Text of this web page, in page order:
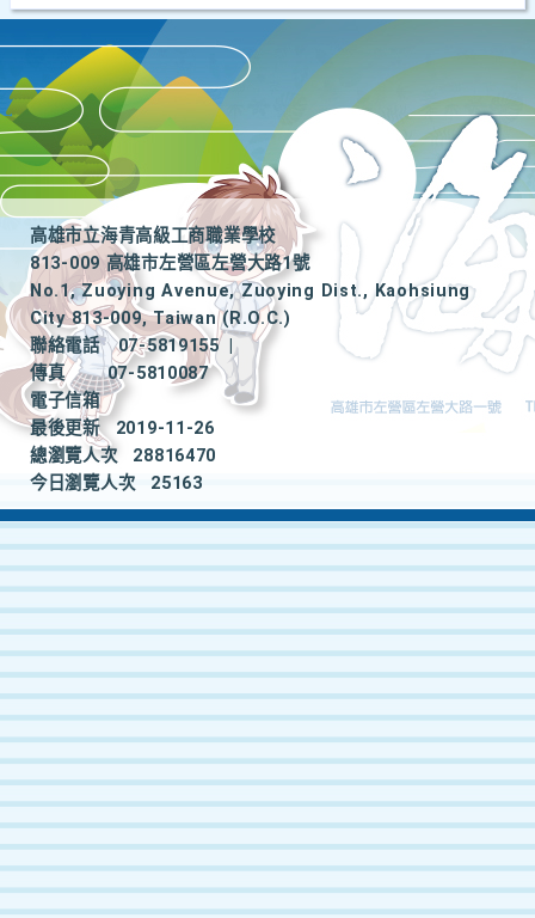
高雄市立海青高級工商職業學校
813-009 高雄市左營區左營大路1號
No.1, Zuoying Avenue, Zuoying Dist., Kaohsiung
City 813-009, Taiwan (R.O.C.)
聯絡電話
07-5819155
|
傳真
07-5810087
電子信箱
最後更新
2019-11-26
總瀏覽人次
28816470
今日瀏覽人次
25163